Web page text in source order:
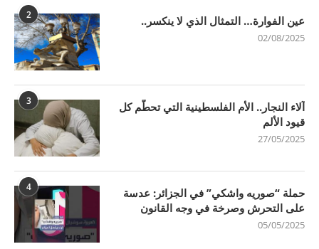
2 عين الفوارة… التمثال الذي لا ينكسر..
02/08/2025
3
آلاء النجار.. الأم الفلسطينية التي تحطّم كل
قيود الألم
27/05/2025
4
حملة “صوريه واشكي” في الجزائر: عدسة
على التحرش وصرخة في وجه القانون
05/05/2025